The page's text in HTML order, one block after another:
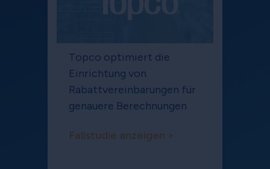
Topco optimiert die
Einrichtung von
Rabattvereinbarungen für
genauere Berechnungen
Fallstudie anzeigen >